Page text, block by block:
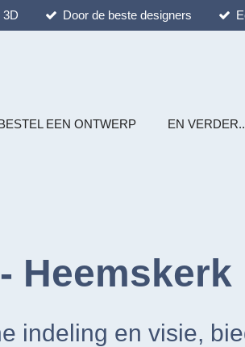
3D Door de beste designers
EEN ONTWERP
EN
Heemskerk
indeling en visie,